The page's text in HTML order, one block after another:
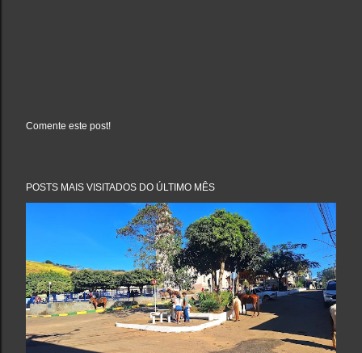
a
e
n
t
á
r
i
o
Comente este post!
POSTS MAIS VISITADOS DO ÚLTIMO MÊS